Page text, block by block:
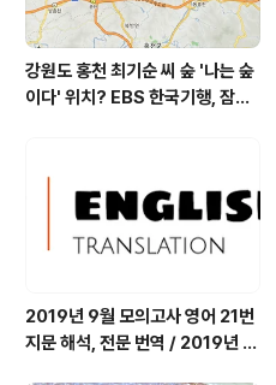
강원도 홍천 최기순 씨 숲 '나는 숲
이다' 위치? EBS 한국기행, 잠시
강원도 홍천군 가볼 만한 곳, (구)
까르돈, kbs 인간극장
2019년 9월 모의고사 영어 21번
지문 해석, 전문 번역 / 2019년 9